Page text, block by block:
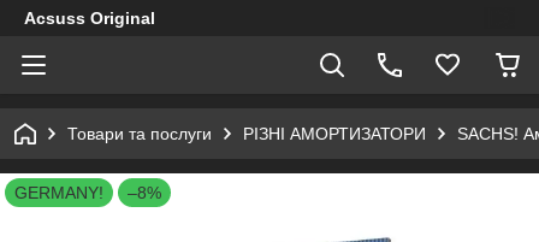
Acsuss Original
Товари та послуги РІЗНІ АМОРТИЗАТОРИ SACHS!
GERMANY! –8%